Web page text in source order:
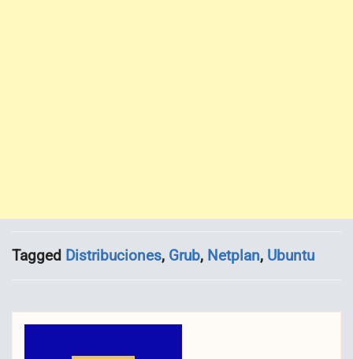
Tagged Distribuciones, Grub, Netplan, Ubuntu